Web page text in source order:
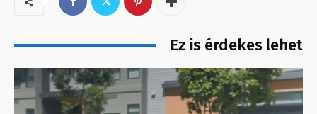
Ez is érdekes lehet